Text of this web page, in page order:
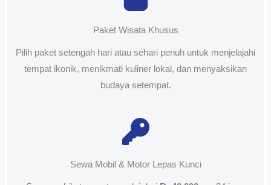
Paket Wisata Khusus
Pilih paket setengah hari atau sehari penuh untuk menjelajahi
tempat ikonik, menikmati kuliner lokal, dan menyaksikan
budaya setempat.
Sewa Mobil & Motor Lepas Kunci